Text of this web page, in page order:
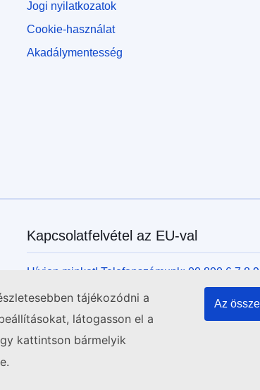
tájékozódni a
látogasson el a
kattintson bármelyik
Az
Jogi nyilatkozatok
Cookie-használat
Akadálymentesség
Kapcsolatfelvétel az EU-val
Hívjon minket! Telefonszámunk: 00 800 6 7 8 9
Válasszon a többi telefonos kapcsolatfelvételi
Írjon nekünk kapcsolatfelvételi űrlapunk